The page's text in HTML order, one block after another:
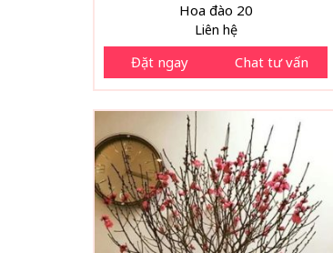
Hoa đào 20
Liên hệ
Đặt ngay Chat tư vấn